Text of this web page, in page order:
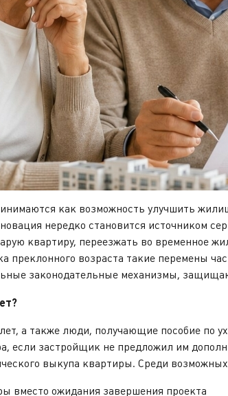
как возможность улучшить
нередко становится источником
квартиру, переезжать во временное
преклонного возраста такие перемены
законодательные механизмы,
а также люди, получающие пособие по
если застройщик не предложил им
выкупа квартиры. Среди
вместо ожидания завершения проекта